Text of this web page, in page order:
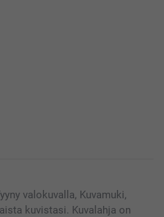
valokuvalla, Kuvamuki,
kuvistasi. Kuvalahja on